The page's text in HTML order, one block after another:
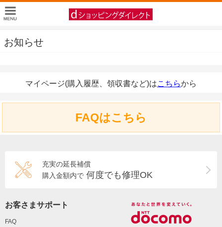
お知らせ
マイページ(購入履歴、領収書など)はこちらから
FAQはこちら
充実の延長補償
購入金額内で 何度でも修理OK
お客さまサポート
FAQ